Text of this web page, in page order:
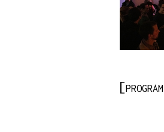
PROGRAM